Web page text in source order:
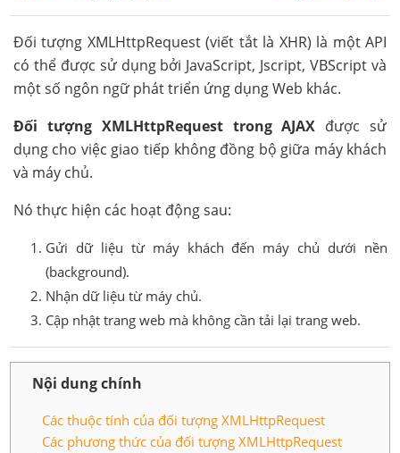
Đối tượng XMLHttpRequest (viết tắt là XHR) là một API
có thể được sử dụng bởi JavaScript, Jscript, VBScript và
một số ngôn ngữ phát triển ứng dụng Web khác.
Đối tượng XMLHttpRequest trong AJAX được sử
dụng cho việc giao tiếp không đồng bộ giữa máy khách
và máy chủ.
Nó thực hiện các hoạt động sau:
Gửi dữ liệu từ máy khách đến máy chủ dưới nền
(background).
Nhận dữ liệu từ máy chủ.
Cập nhật trang web mà không cần tải lại trang web.
Nội dung chính
Các thuộc tính của đối tượng XMLHttpRequest
Các phương thức của đối tượng XMLHttpRequest